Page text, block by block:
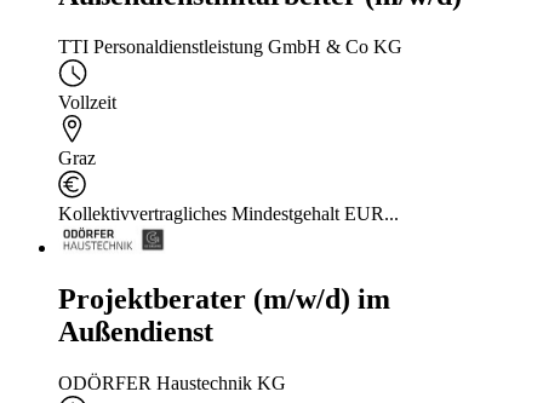
TTI Personaldienstleistung GmbH & Co KG
Vollzeit
Graz
Kollektivvertragliches Mindestgehalt EUR...
Projektberater (m/w/d) im
Außendienst
ODÖRFER Haustechnik KG